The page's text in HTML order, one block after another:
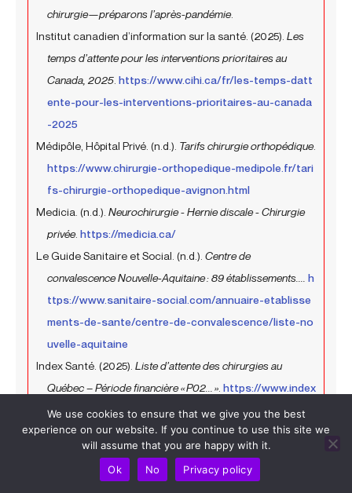
chirurgie—préparons l’après-pandémie.
Institut canadien d’information sur la santé. (2025). Les
temps d’attente pour les interventions prioritaires au
Canada, 2025 https://www.cihi.ca/fr/les-temps-datt
ente-pour-les-interventions-prioritaires-au-canada
-2025
Médipôle, Hôpital Privé. (n.d.). Tarifs chirurgie orthopédique.
https://www.chirurgie-orthopedique-medipole.fr/tari
fs-chirurgie-orthopedique-avignon.html
Medicia. (n.d.). Neurochirurgie - Hernie discale - Chirurgie
privée. https://medicia.ca/
Le Guide Sanitaire et Social. (n.d.). Centre de
convalescence Nouvelle-Aquitaine : 89 établissements....
h
ttps://www.sanitaire-social.com/annuaire-etablisse
ments-de-sante/centre-de-convalescence/liste-no
uvelle-aquitaine
Index Santé. (2025). Liste d’attente des chirurgies au
Québec – Période financière « P02... » https://www.index
sante.ca/chirurgies/
Hôpital Fondation Rothschild. (2020).La RAAC
(Récupération Améliorée Après Chirurgie) démarre en
neurochirurgie.https://www.fo-rothschild.fr/patient/l
We use cookies to ensure that we give you the best
experience on our website. If you continue to use this site we
will assume that you are happy with it.
Ok
No Privacy policy